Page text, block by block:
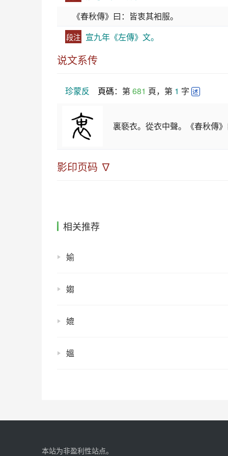
《春秋傳》曰：皆衷其衵服。
段注 宣九年《左傳》文。
说文系传
珍蒙反 頁碼：第 681 頁，第 1 字 述
裏褻衣。從衣中聲。《春秋傳》
影印页码 ∇
相关推荐
媮
媰
媲
媼
本站为非盈利性站点。